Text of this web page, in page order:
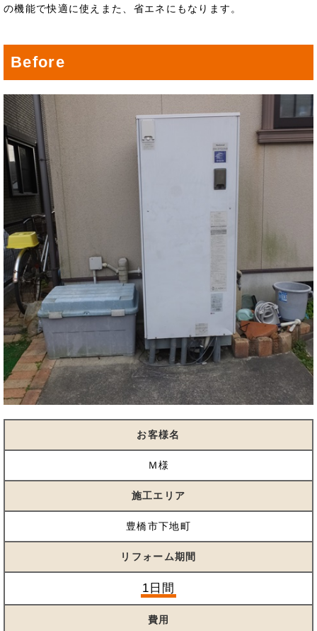
の機能で快適に使えまた、省エネにもなります。
Before
お客様名
Ｍ様
施工エリア
豊橋市下地町
リフォーム期間
1日間
費用